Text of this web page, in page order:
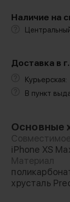
Наличие на
Доставка в г.
Курьерская:
В пункт
Основные
iPhone XS
Материал
хрусталь